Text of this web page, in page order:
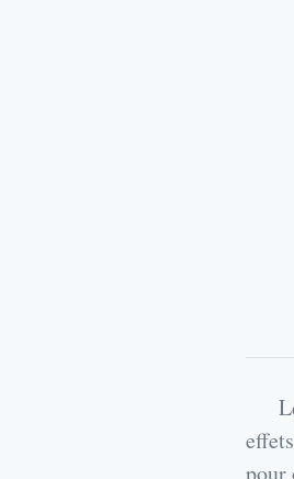
pour